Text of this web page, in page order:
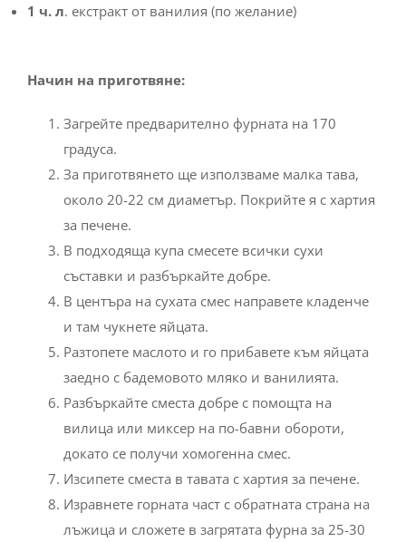
1 ч. л. екстракт от ванилия (по желание)
Начин на приготвяне:
Загрейте предварително фурната на 170
градуса.
За приготвянето ще използваме малка тава,
около 20-22 см диаметър. Покрийте я с хартия
за печене.
В подходяща купа смесете всички сухи
съставки и разбъркайте добре.
В центъра на сухата смес направете кладенче
и там чукнете яйцата.
Разтопете маслото и го прибавете към яйцата
заедно с бадемовото мляко и ванилията.
Разбъркайте сместа добре с помощта на
вилица или миксер на по-бавни обороти,
докато се получи хомогенна смес.
Изсипете сместа в тавата с хартия за печене.
Изравнете горната част с обратната страна на
лъжица и сложете в загрятата фурна за 25-30